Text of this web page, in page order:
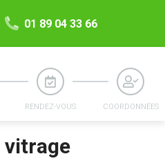
01 89 04 33 66
vitrage
RENDEZ-VOUS COORDONNÉES